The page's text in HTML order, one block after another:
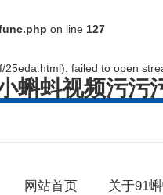
on line 127
failed to open
蝌蚪视频污污
网站首页 关于91